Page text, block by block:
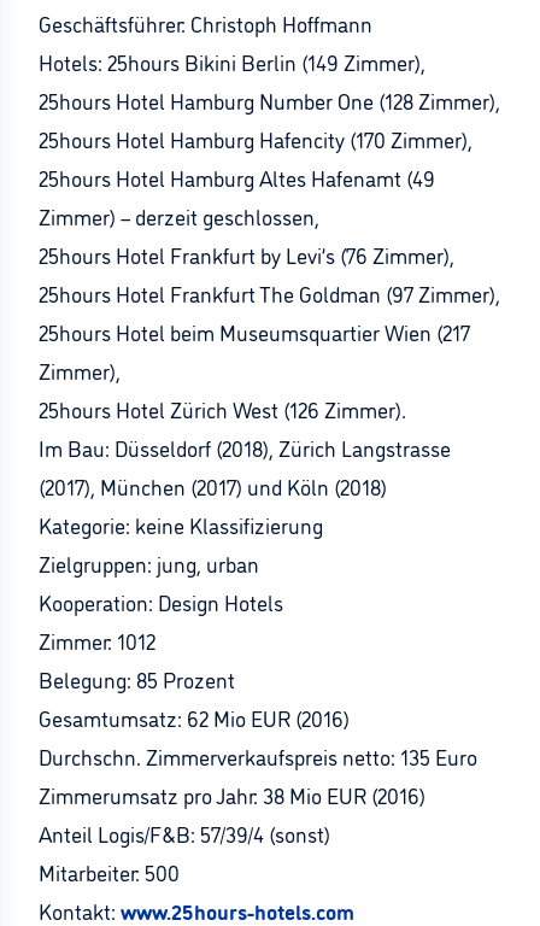
Geschäftsführer: Christoph Hoffmann
Hotels: 25hours Bikini Berlin (149 Zimmer),
25hours Hotel Hamburg Number One (128 Zimmer),
25hours Hotel Hamburg Hafencity (170 Zimmer),
25hours Hotel Hamburg Altes Hafenamt (49
Zimmer) – derzeit geschlossen,
25hours Hotel Frankfurt by Levi’s (76 Zimmer),
25hours Hotel Frankfurt The Goldman (97 Zimmer),
25hours Hotel beim Museumsquartier Wien (217
Zimmer),
25hours Hotel Zürich West (126 Zimmer).
Im Bau: Düsseldorf (2018), Zürich Langstrasse
(2017), München (2017) und Köln (2018)
Kategorie: keine Klassifizierung
Zielgruppen: jung, urban
Kooperation: Design Hotels
Zimmer: 1012
Belegung: 85 Prozent
Gesamtumsatz: 62 Mio EUR (2016)
Durchschn. Zimmerverkaufspreis netto: 135 Euro
Zimmerumsatz pro Jahr: 38 Mio EUR (2016)
Anteil Logis/F&B: 57/39/4 (sonst)
Mitarbeiter: 500
Kontakt: www.25hours-hotels.com